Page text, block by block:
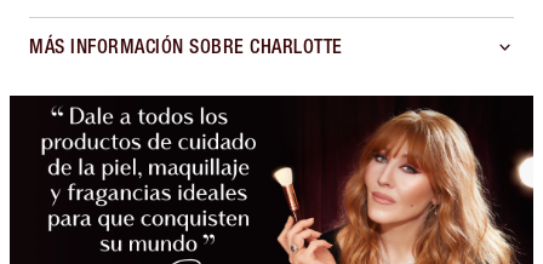
MÁS INFORMACIÓN SOBRE CHARLOTTE